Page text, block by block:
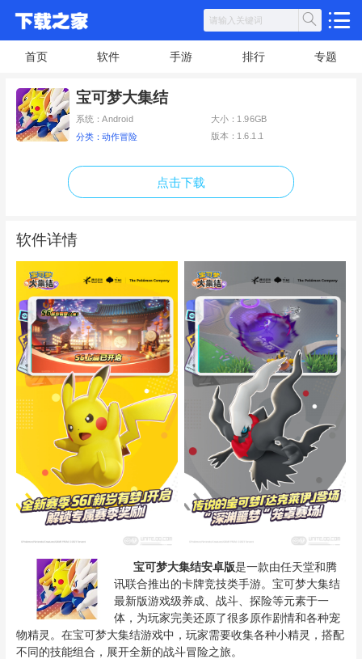
首页 软件 手游 排行 专题
宝可梦大集结
系统：Android 大小：1.96GB
分类：动作冒险 版本：1.6.1.1
点击下载
软件详情
宝可梦大集结安卓版是一款由任天堂和腾
讯联合推出的卡牌竞技类手游。宝可梦大集结
最新版游戏级养成、战斗、探险等元素于一
体，为玩家完美还原了很多原作剧情和各种宠
物精灵。在宝可梦大集结游戏中，玩家需要收集各种小精灵，搭配
不同的技能组合，展开全新的战斗冒险之旅。